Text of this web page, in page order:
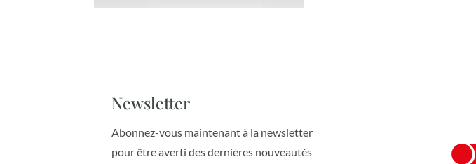
Newsletter
Abonnez-vous maintenant à la newsletter
pour être averti des dernières nouveautés